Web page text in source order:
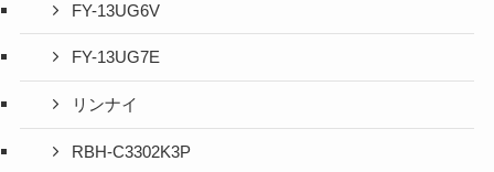
FY-13UG6V
FY-13UG7E
リンナイ
RBH-C3302K3P